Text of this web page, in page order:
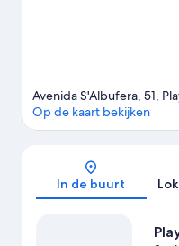
Avenida S'Albufera, 51,
Op de kaart bekijken
In de buurt